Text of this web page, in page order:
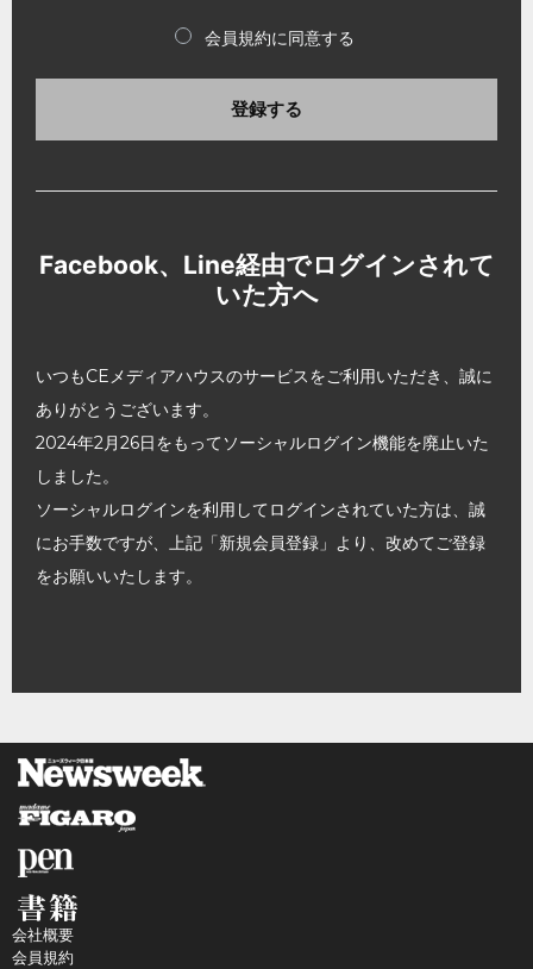
会員規約に同意する
登録する
Facebook、Line経由でログインされて
いた方へ
いつもCEメディアハウスのサービスをご利用いただき、誠に
ありがとうございます。
2024年2月26日をもってソーシャルログイン機能を廃止いた
しました。
ソーシャルログインを利用してログインされていた方は、誠
にお手数ですが、上記「新規会員登録」より、改めてご登録
をお願いいたします。
会社概要
会員規約